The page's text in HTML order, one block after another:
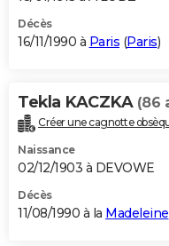
Décès
16/11/1990 à Paris (Paris)
Tekla KACZKA (86
Créer une cagnotte
Naissance
02/12/1903 à DEVOWE
Décès
11/08/1990 à la Madeleine